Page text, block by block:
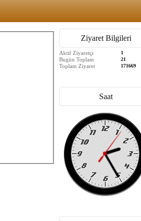
Ziyaret Bilgileri
Aktif Ziyaretçi 1
Bugün Toplam 21
Toplam Ziyaret 171669
Saat